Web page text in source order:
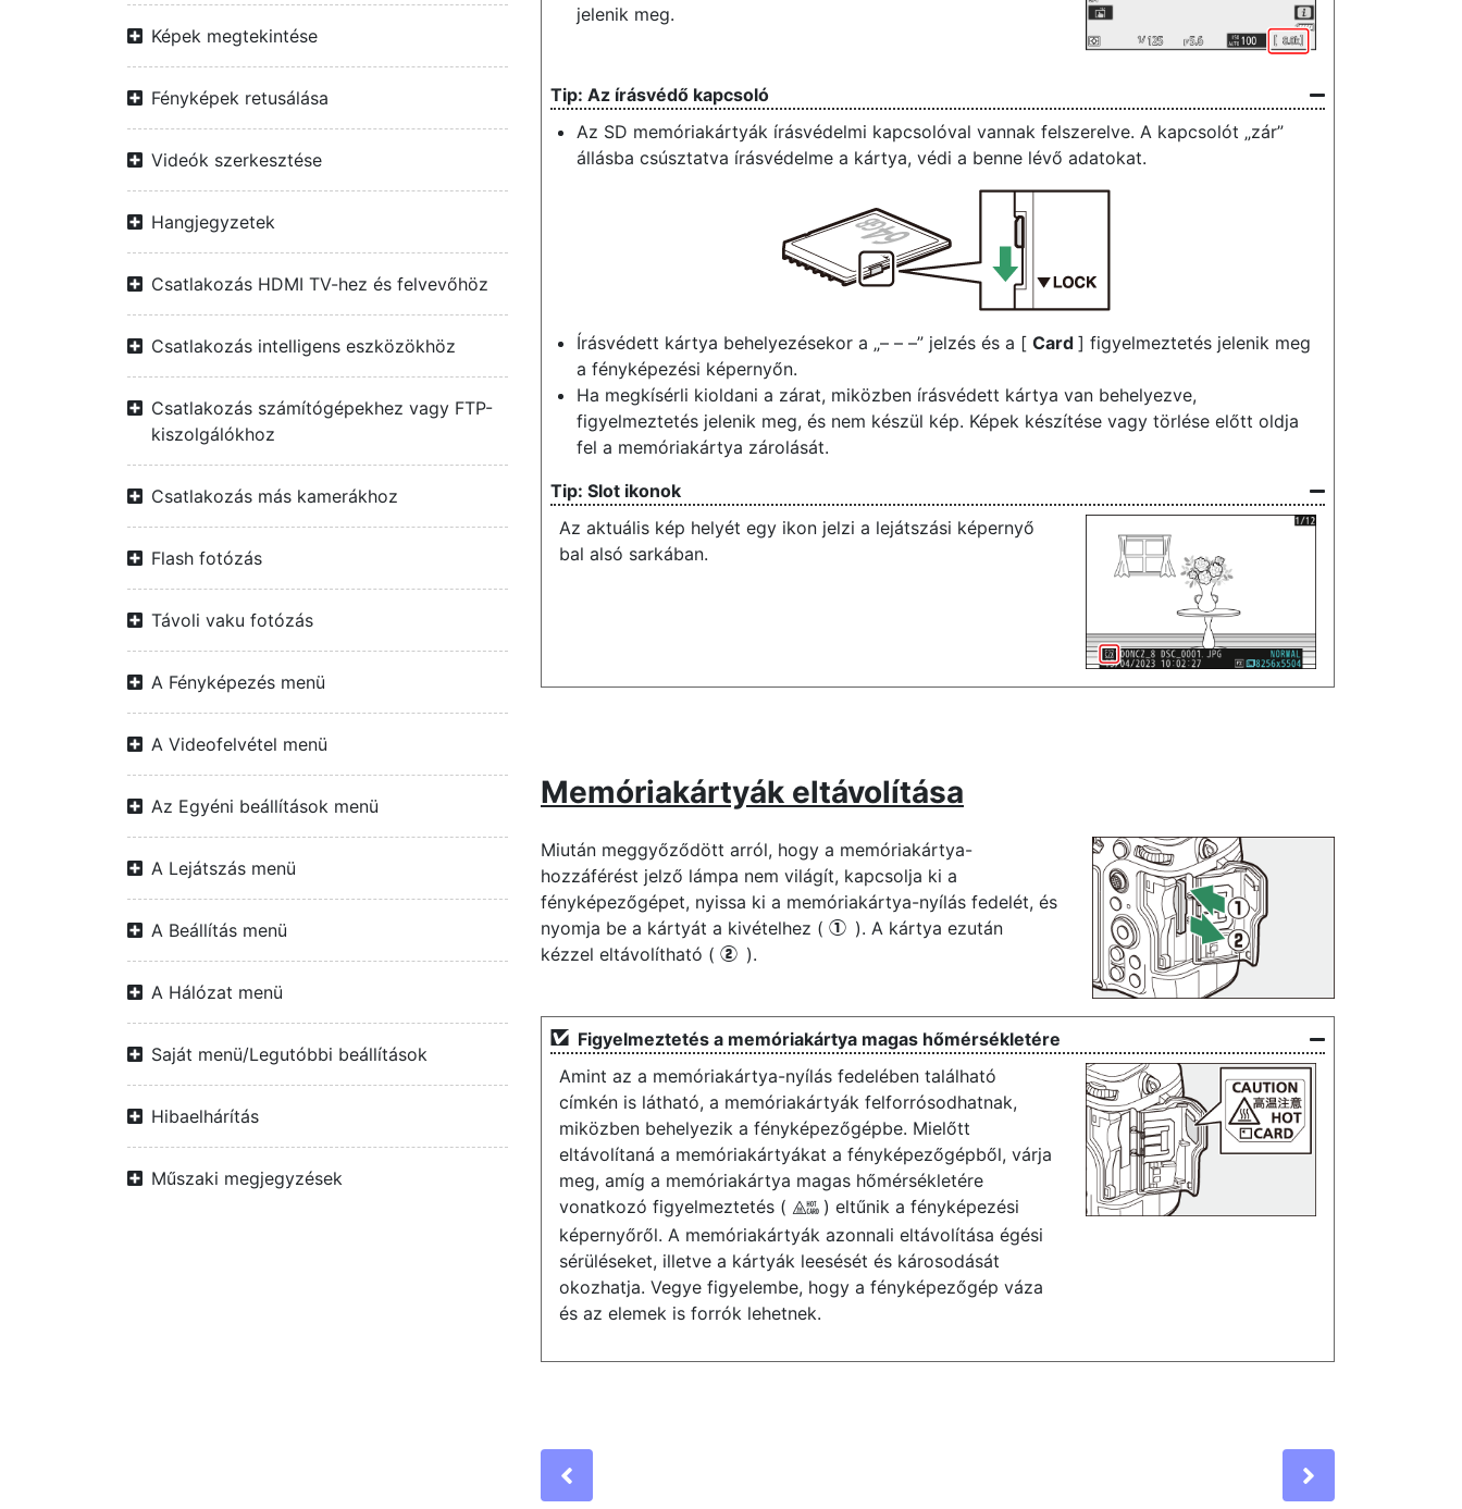
Képek megtekintése
Fényképek retusálása
Videók szerkesztése
Hangjegyzetek
Csatlakozás HDMI TV-hez és felvevőhöz
Csatlakozás intelligens eszközökhöz
Csatlakozás számítógépekhez vagy FTP-
kiszolgálókhoz
Csatlakozás más kamerákhoz
Flash fotózás
Távoli vaku fotózás
A Fényképezés menü
A Videofelvétel menü
Az Egyéni beállítások menü
A Lejátszás menü
A Beállítás menü
A Hálózat menü
Saját menü/Legutóbbi beállítások
Hibaelhárítás
Műszaki megjegyzések
jelenik meg.
Az írásvédő kapcsoló
Az SD memóriakártyák írásvédelmi kapcsolóval vannak felszerelve. A kapcsolót „zár”
állásba csúsztatva írásvédelme a kártya, védi a benne lévő adatokat.
Írásvédett kártya behelyezésekor a „– – –” jelzés és a [ Card ] figyelmeztetés jelenik meg
a fényképezési képernyőn.
Ha megkísérli kioldani a zárat, miközben írásvédett kártya van behelyezve,
figyelmeztetés jelenik meg, és nem készül kép. Képek készítése vagy törlése előtt oldja
fel a memóriakártya zárolását.
Slot ikonok
Az aktuális kép helyét egy ikon jelzi a lejátszási képernyő
bal alsó sarkában.
Memóriakártyák eltávolítása
Miután meggyőződött arról, hogy a memóriakártya-
hozzáférést jelző lámpa nem világít, kapcsolja ki a
fényképezőgépet, nyissa ki a memóriakártya-nyílás fedelét, és
nyomja be a kártyát a kivételhez ( q ). A kártya ezután
kézzel eltávolítható ( w ).
Figyelmeztetés a memóriakártya magas hőmérsékletére
Amint az a memóriakártya-nyílás fedelében található
címkén is látható, a memóriakártyák felforrósodhatnak,
miközben behelyezik a fényképezőgépbe. Mielőtt
eltávolítaná a memóriakártyákat a fényképezőgépből, várja
meg, amíg a memóriakártya magas hőmérsékletére
vonatkozó figyelmeztetés ( X ) eltűnik a fényképezési
képernyőről. A memóriakártyák azonnali eltávolítása égési
sérüléseket, illetve a kártyák leesését és károsodását
okozhatja. Vegye figyelembe, hogy a fényképezőgép váza
és az elemek is forrók lehetnek.